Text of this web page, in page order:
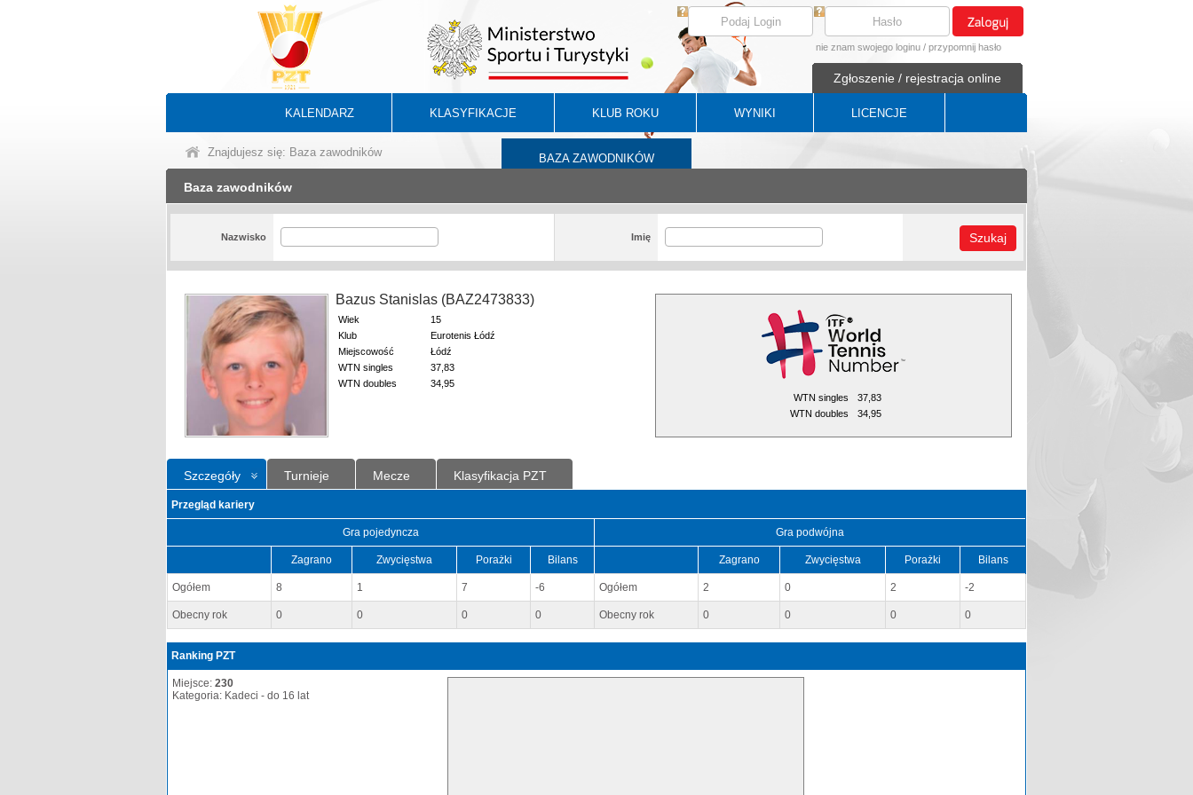
nie znam swojego loginu / przypomnij hasło
Zgłoszenie / rejestracja online
KALENDARZ KLASYFIKACJE KLUB ROKU WYNIKI LICENCJE
BAZA ZAWODNIKÓW
Znajdujesz się: Baza zawodników
Baza zawodników
Nazwisko Imię Szukaj
Bazus Stanislas (BAZ2473833)
Wiek
15
Klub
Eurotenis Łódź
Miejscowość
Łódź
WTN singles
37,83
WTN doubles
34,95
WTN singles
37,83
WTN doubles
34,95
Szczegóły Turnieje Mecze Klasyfikacja PZT
Przegląd kariery
Gra pojedyncza Gra podwójna
Zagrano Zwycięstwa Porażki Bilans Zagrano Zwycięstwa Porażki Bilans
Ogółem 8 1 7 -6 Ogółem 2 0 2 -2
Obecny rok 0 0 0 0 Obecny rok 0 0 0 0
Ranking PZT
Miejsce: 230
Kategoria: Kadeci - do 16 lat